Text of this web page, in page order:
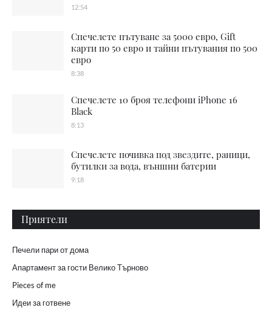
12:54
Спечелете пътуване за 5000 евро, Gift
карти по 50 евро и тайни пътувания по 500
евро
8:38
Спечелете 10 броя телефони iPhone 16
Black
8:13
Спечелете почивка под звездите, раници,
бутилки за вода, външни батерии
9:18
Приятели
Печели пари от дома
Апартамент за гости Велико Търново
Pieces of me
Идеи за готвене